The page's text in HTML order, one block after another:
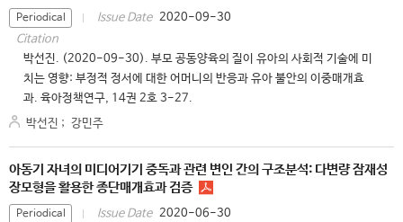
Periodical Issue Date 2020-09-30
Citation
박선진. (2020-09-30). 부모 공동양육의 질이 유아의 사회적 기술에 미
치는 영향: 부정적 정서에 대한 어머니의 반응과 유아 불안의 이중매개효
과. 육아정책연구, 14권 2호 3-27.
박선진 ; 강민주
아동기 자녀의 미디어기기 중독과 관련 변인 간의 구조분석: 다변량 잠재성
장모형을 활용한 종단매개효과 검증
Periodical Issue Date 2020-06-30